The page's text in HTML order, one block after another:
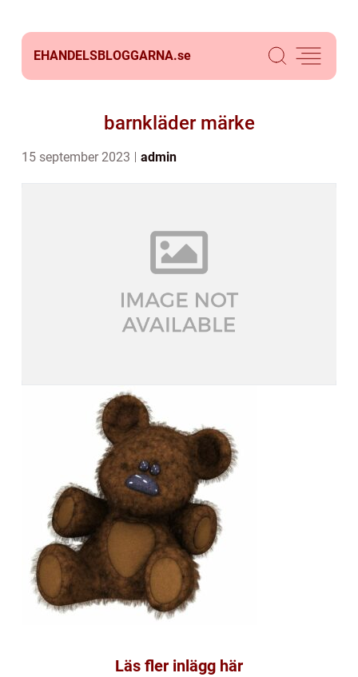
EHANDELSBLOGGARNA.se
barnkläder märke
15 september 2023 admin
Läs fler inlägg här